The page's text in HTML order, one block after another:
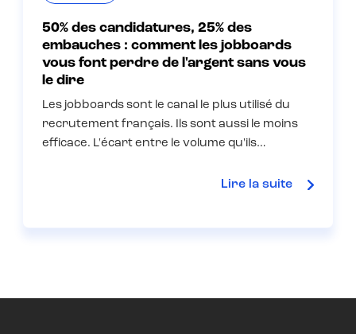
50% des candidatures, 25% des
embauches : comment les jobboards
vous font perdre de l'argent sans vous
le dire
Les jobboards sont le canal le plus utilisé du
recrutement français. Ils sont aussi le moins
efficace. L'écart entre le volume qu'ils…
Lire la suite